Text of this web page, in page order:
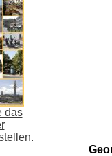
das